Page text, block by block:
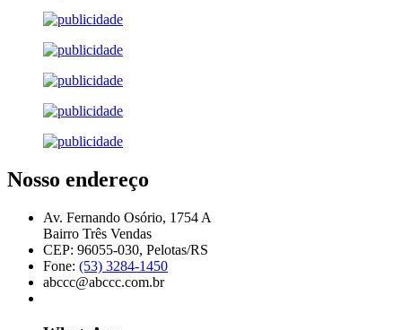
Nosso endereço
Av. Fernando Osório, 1754 A
Bairro Três Vendas
CEP: 96055-030, Pelotas/RS
Fone: (53) 3284-1450
abccc@abccc.com.br